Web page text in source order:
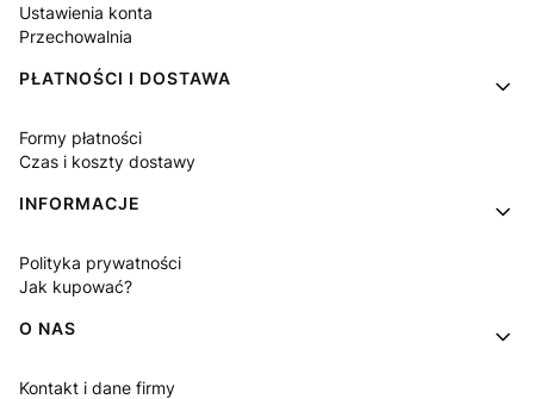
Ustawienia konta
Przechowalnia
PŁATNOŚCI I DOSTAWA
Formy płatności
Czas i koszty dostawy
INFORMACJE
Polityka prywatności
Jak kupować?
O NAS
Kontakt i dane firmy